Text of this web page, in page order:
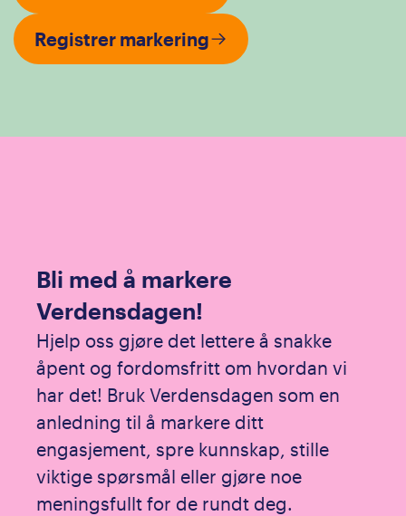
Registrer markering
Bli med å markere
Verdensdagen!
Hjelp oss gjøre det lettere å snakke
åpent og fordomsfritt om hvordan vi
har det! Bruk Verdensdagen som en
anledning til å markere ditt
engasjement, spre kunnskap, stille
viktige spørsmål eller gjøre noe
meningsfullt for de rundt deg.